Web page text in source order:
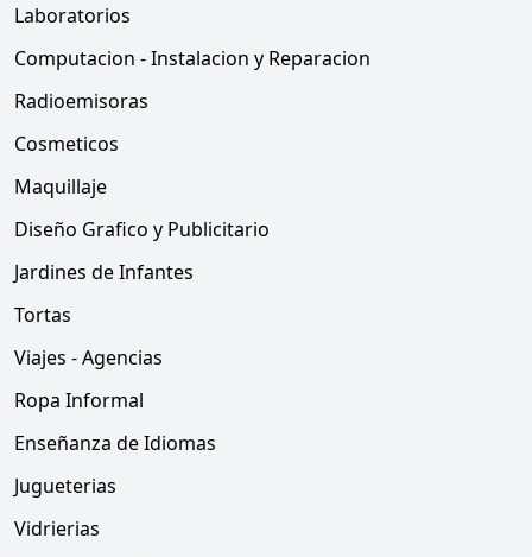
Laboratorios
Computacion - Instalacion y Reparacion
Radioemisoras
Cosmeticos
Maquillaje
Diseño Grafico y Publicitario
Jardines de Infantes
Tortas
Viajes - Agencias
Ropa Informal
Enseñanza de Idiomas
Jugueterias
Vidrierias